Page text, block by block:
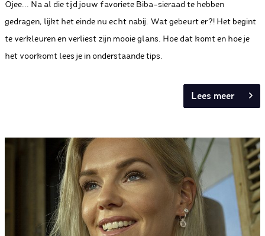
Ojee... Na al die tijd jouw favoriete Biba-sieraad te hebben
gedragen, lijkt het einde nu echt nabij. Wat gebeurt er?! Het begint
te verkleuren en verliest zijn mooie glans. Hoe dat komt en hoe je
het voorkomt lees je in onderstaande tips.
Lees meer